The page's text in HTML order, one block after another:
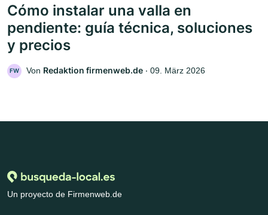
Cómo instalar una valla en
pendiente: guía técnica, soluciones
y precios
FW Von Redaktion firmenweb.de ‧ 09. März 2026
Un proyecto de Firmenweb.de